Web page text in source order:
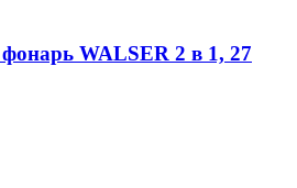
WALSER 2 в 1, 27